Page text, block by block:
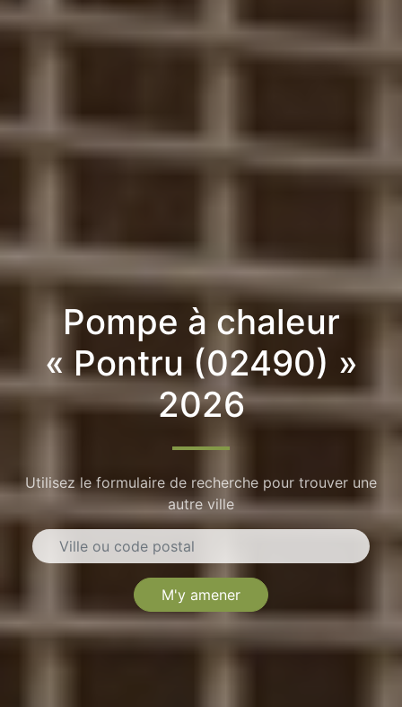
Pompe à chaleur
« Pontru (02490) »
2026
Utilisez le formulaire de recherche pour trouver une
autre ville
M'y amener